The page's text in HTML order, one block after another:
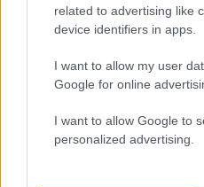
related to advertising like
device identifiers in apps.
I want to allow my user
Google for online
I want to allow Google to
personalized advertising.